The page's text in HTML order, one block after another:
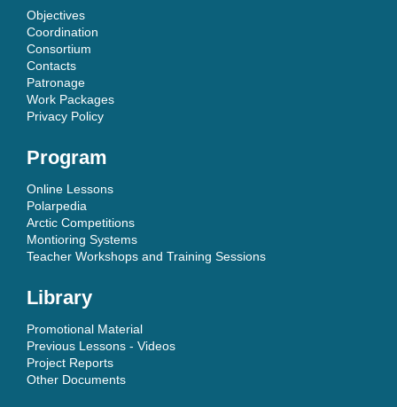
Objectives
Coordination
Consortium
Contacts
Patronage
Work Packages
Privacy Policy
Program
Online Lessons
Polarpedia
Arctic Competitions
Montioring Systems
Teacher Workshops and Training Sessions
Library
Promotional Material
Previous Lessons - Videos
Project Reports
Other Documents